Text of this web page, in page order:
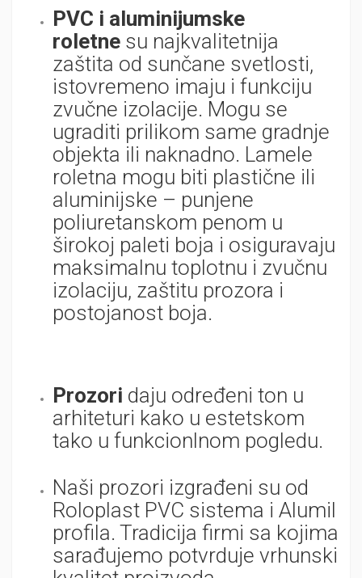
PVC i aluminijumske
roletne su najkvalitetnija
zaštita od sunčane svetlosti,
istovremeno imaju i funkciju
zvučne izolacije. Mogu se
ugraditi prilikom same gradnje
objekta ili naknadno. Lamele
roletna mogu biti plastične ili
aluminijske – punjene
poliuretanskom penom u
širokoj paleti boja i osiguravaju
maksimalnu toplotnu i zvučnu
izolaciju, zaštitu prozora i
postojanost boja.
Prozori daju određeni ton u
arhiteturi kako u estetskom
tako u funkcionlnom pogledu.
Naši prozori izgrađeni su od
Roloplast PVC sistema i Alumil
profila. Tradicija firmi sa kojima
sarađujemo potvrduje vrhunski